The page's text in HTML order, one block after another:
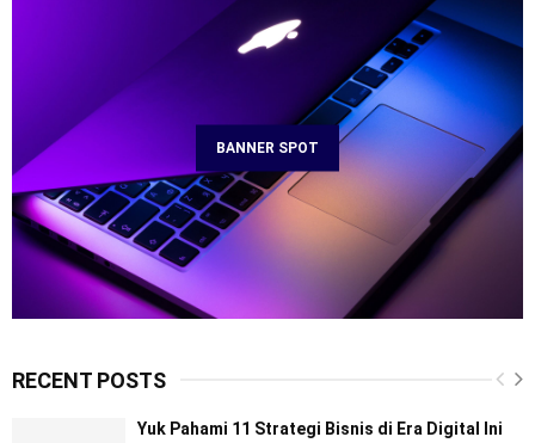
BANNER SPOT
RECENT POSTS
Yuk Pahami 11 Strategi Bisnis di Era Digital Ini